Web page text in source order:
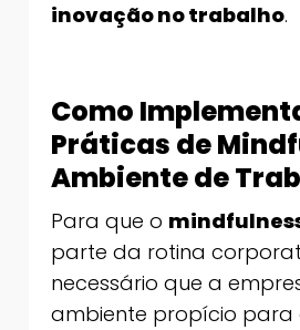
inovação no trabalho.
Como
Práticas de
Ambiente de
Para que o
parte da rotina
necessário que a
ambiente propício